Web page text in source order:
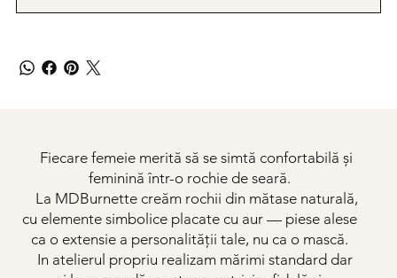
Fiecare femeie merită să se simtă confortabilă și
feminină într-o rochie de seară.
La MDBurnette creăm rochii din mătase naturală,
cu elemente simbolice placate cu aur — piese alese
ca o extensie a personalității tale, nu ca o mască.
In atelierul propriu realizam mărimi standard dar